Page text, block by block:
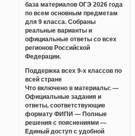
база материалов ОГЭ 2026 года
по всем основным предметам
для 9 класса. Собраны
реальные варианты и
официальные ответы со всех
регионов Российской
Федерации.
Поддержка всех 9-х классов по
всей стране
Что включено в материалы: —
Официальные задания и
ответы, соответствующие
формату ФИПИ — Полные
решения с пояснениями —
Единый доступ с удобной